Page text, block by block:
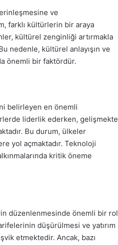
ve
farklı kültürlerin bir araya
kültürel zenginliği artırmakla
nedenle, kültürel anlayışın ve
önemli bir faktördür.
belirleyen en önemli
liderlik ederken, gelişmekte
Bu durum, ülkeler
yol açmaktadır. Teknoloji
kritik öneme
düzenlenmesinde önemli bir rol
düşürülmesi ve yatırım
etmektedir. Ancak, bazı